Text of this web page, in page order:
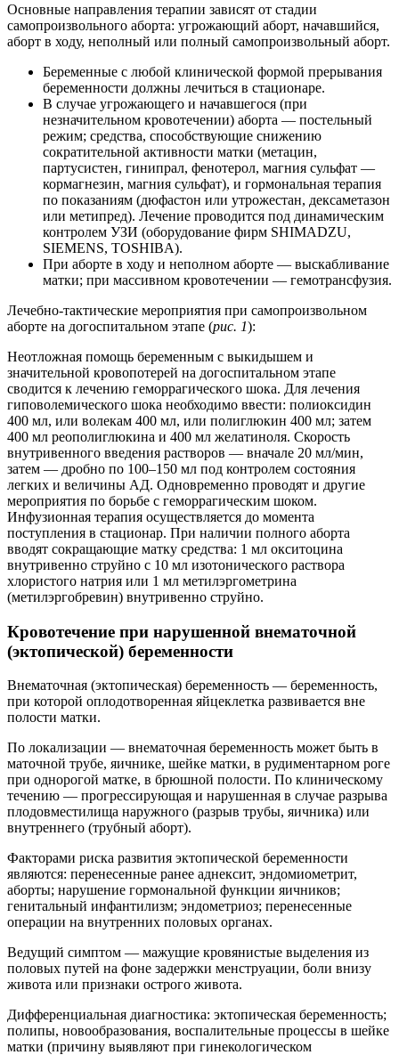
Основные направления терапии зависят от стадии
самопроизвольного аборта: угрожающий аборт, начавшийся,
аборт в ходу, неполный или полный самопроизвольный аборт.
Беременные с любой клинической формой прерывания
беременности должны лечиться в стационаре.
В случае угрожающего и начавшегося (при
незначительном кровотечении) аборта — постельный
режим; средства, способствующие снижению
сократительной активности матки (метацин,
партусистен, гинипрал, фенотерол, магния сульфат —
кормагнезин, магния сульфат), и гормональная терапия
по показаниям (дюфастон или утрожестан, дексаметазон
или метипред). Лечение проводится под динамическим
контролем УЗИ (оборудование фирм SHIMADZU,
SIEMENS, TOSHIBA).
При аборте в ходу и неполном аборте — выскабливание
матки; при массивном кровотечении — гемотрансфузия.
Лечебно-тактические мероприятия при самопроизвольном
аборте на догоспитальном этапе (рис. 1):
Неотложная помощь беременным с выкидышем и
значительной кровопотерей на догоспитальном этапе
сводится к лечению геморрагического шока. Для лечения
гиповолемического шока необходимо ввести: полиоксидин
400 мл, или волекам 400 мл, или полиглюкин 400 мл; затем
400 мл реополиглюкина и 400 мл желатиноля. Скорость
внутривенного введения растворов — вначале 20 мл/мин,
затем — дробно по 100–150 мл под контролем состояния
легких и величины АД. Одновременно проводят и другие
мероприятия по борьбе с геморрагическим шоком.
Инфузионная терапия осуществляется до момента
поступления в стационар. При наличии полного аборта
вводят сокращающие матку средства: 1 мл окситоцина
внутривенно струйно с 10 мл изотонического раствора
хлористого натрия или 1 мл метилэргометрина
(метилэргобревин) внутривенно струйно.
Кровотечение при нарушенной внематочной
(эктопической) беременности
Внематочная (эктопическая) беременность — беременность,
при которой оплодотворенная яйцеклетка развивается вне
полости матки.
По локализации — внематочная беременность может быть в
маточной трубе, яичнике, шейке матки, в рудиментарном роге
при однорогой матке, в брюшной полости. По клиническому
течению — прогрессирующая и нарушенная в случае разрыва
плодовместилища наружного (разрыв трубы, яичника) или
внутреннего (трубный аборт).
Факторами риска развития эктопической беременности
являются: перенесенные ранее аднексит, эндомиометрит,
аборты; нарушение гормональной функции яичников;
генитальный инфантилизм; эндометриоз; перенесенные
операции на внутренних половых органах.
Ведущий симптом — мажущие кровянистые выделения из
половых путей на фоне задержки менструации, боли внизу
живота или признаки острого живота.
Дифференциальная диагностика: эктопическая беременность;
полипы, новообразования, воспалительные процессы в шейке
матки (причину выявляют при гинекологическом